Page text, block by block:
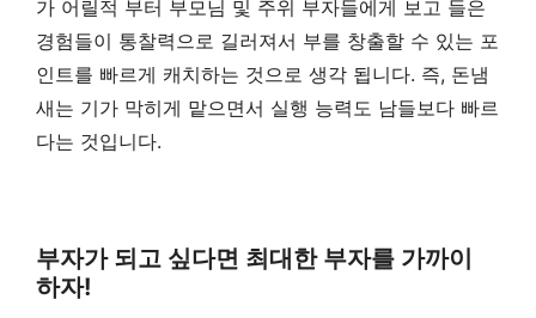
가 어릴적 부터 부모님 및 주위 부자들에게 보고 들은
경험들이 통찰력으로 길러져서 부를 창출할 수 있는 포
인트를 빠르게 캐치하는 것으로 생각 됩니다. 즉, 돈냄
새는 기가 막히게 맡으면서 실행 능력도 남들보다 빠르
다는 것입니다.
부자가 되고 싶다면 최대한 부자를 가까이
하자!